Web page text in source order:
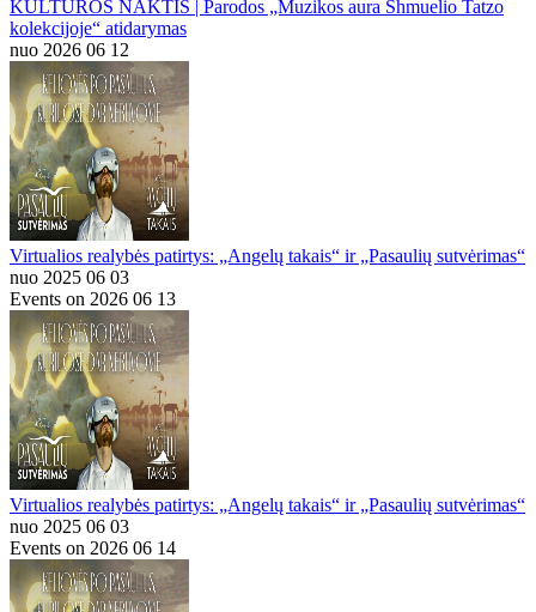
KULTŪROS NAKTIS | Parodos „Muzikos aura Shmuelio Tatzo
kolekcijoje“ atidarymas
nuo 2026 06 12
Virtualios realybės patirtys: „Angelų takais“ ir „Pasaulių sutvėrimas“
nuo 2025 06 03
Events on 2026 06 13
Virtualios realybės patirtys: „Angelų takais“ ir „Pasaulių sutvėrimas“
nuo 2025 06 03
Events on 2026 06 14